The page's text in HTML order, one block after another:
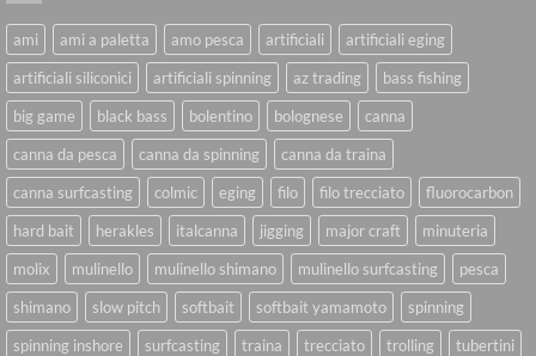
ami ami a paletta amo pesca artificiali
artificiali eging
artificiali siliconici
artificiali spinning az trading
bass fishing
big game
black bass bolentino bolognese
canna
canna da pesca
canna da spinning
canna da traina
canna surfcasting
colmic eging filo filo trecciato
fluorocarbon
hard bait
herakles italcanna jigging major craft
minuteria
molix
mulinello mulinello shimano mulinello surfcasting
pesca
shimano
slow pitch softbait softbait yamamoto
spinning
spinning inshore
surfcasting traina trecciato trolling tubertini